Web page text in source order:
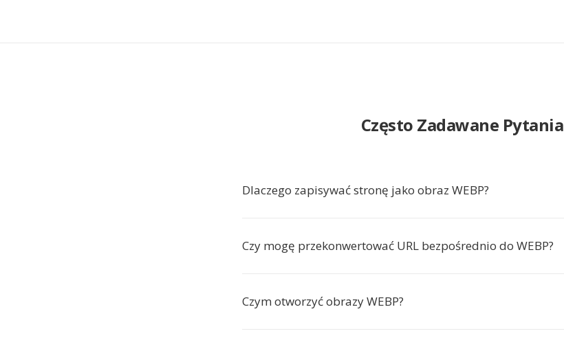
Często Zadawane Pytania
Dlaczego zapisywać stronę jako obraz WEBP?
Czy mogę przekonwertować URL bezpośrednio do WEBP?
Czym otworzyć obrazy WEBP?